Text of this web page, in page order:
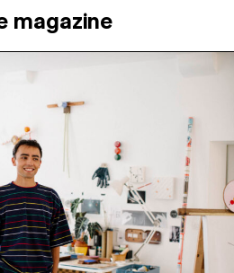
ARTISTIQUE ↓
magazine